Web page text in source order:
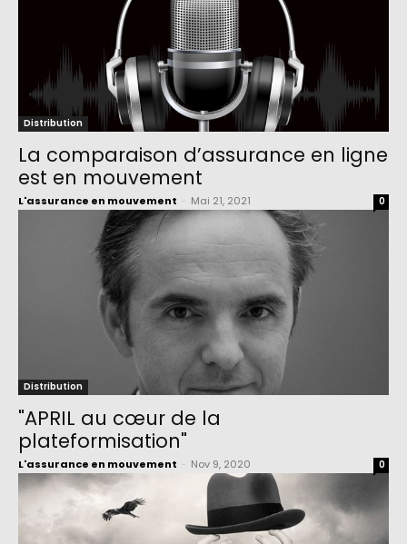
Distribution
La comparaison d’assurance en ligne
est en mouvement
L'assurance en mouvement Mai 21, 2021 0
Distribution
"APRIL au cœur de la
plateformisation"
L'assurance en mouvement Nov 9, 2020 0